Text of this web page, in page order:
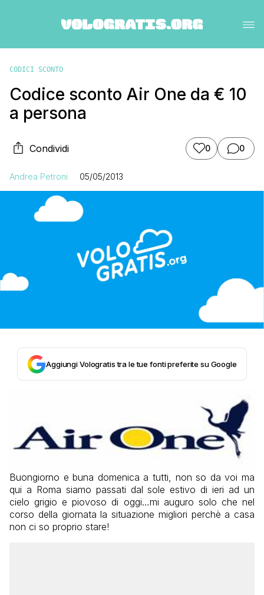
CODICI SCONTO
Codice sconto Air One da € 10
a persona
Condividi 0 0
Andrea Petroni 05/05/2013
Aggiungi Vologratis tra le tue fonti preferite su Google
Buongiorno e buna domenica a tutti, non so da voi ma
qui a Roma siamo passati dal sole estivo di ieri ad un
cielo grigio e piovoso di oggi…mi auguro solo che nel
corso della giornata la situazione migliori perchè a casa
non ci so proprio stare!